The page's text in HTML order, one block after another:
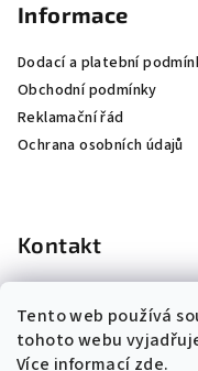
Tento web používá
tohoto webu
Více informacízde.
Informace
Dodací a platební
Obchodní podmínky
Reklamační řád
Ochrana osobních údajů
Kontakt
724 660 074